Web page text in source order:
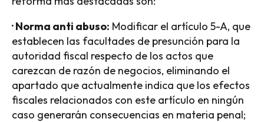
· Norma anti abuso: Modificar el artículo 5-A, que
establecen las facultades de presunción para la
autoridad fiscal respecto de los actos que
carezcan de razón de negocios, eliminando el
apartado que actualmente indica que los efectos
fiscales relacionados con este artículo en ningún
caso generarán consecuencias en materia penal;